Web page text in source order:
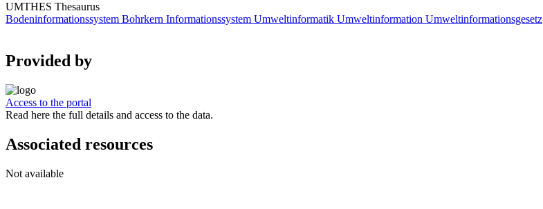
UMTHES Thesaurus
Bodeninformationssystem Bohrkern Informationssystem Umweltinformatik Umweltinformation Umweltinformationsgesetz
Provided by
Access to the portal
Read here the full details and access to the data.
Associated resources
Not available